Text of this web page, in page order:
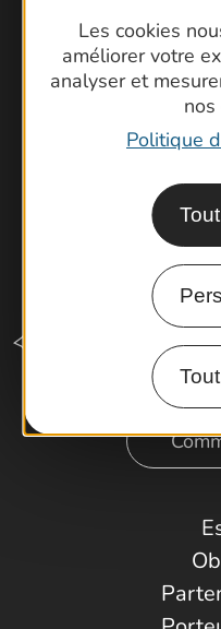
Les cookies
améliorer votre
analyser et
nos
Politique